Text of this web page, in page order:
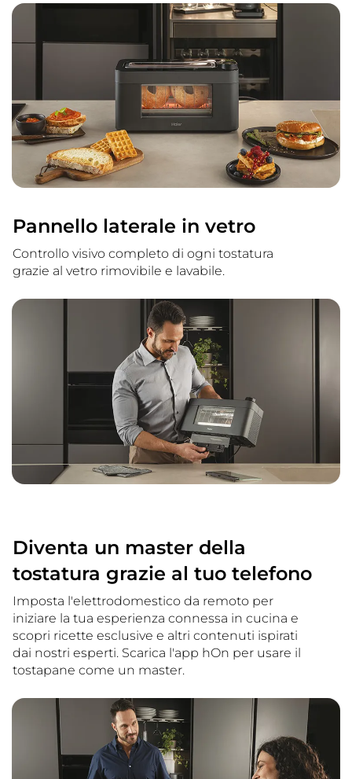
Pannello laterale in vetro
Controllo visivo completo di ogni tostatura
grazie al vetro rimovibile e lavabile.
Diventa un master della
tostatura grazie al tuo telefono
Imposta l'elettrodomestico da remoto per
iniziare la tua esperienza connessa in cucina e
scopri ricette esclusive e altri contenuti ispirati
dai nostri esperti. Scarica l'app hOn per usare il
tostapane come un master.